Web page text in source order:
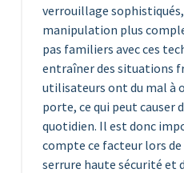
verrouillage
manipulation plus
pas familiers avec ces
entraîner des situations
utilisateurs ont du mal à
porte, ce qui peut causer
quotidien. Il est donc
compte ce facteur lors
serrure haute sécurité et